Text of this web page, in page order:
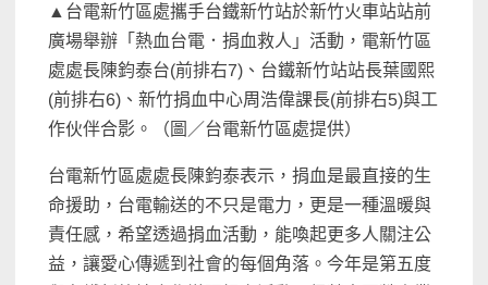
▲台電新竹區處攜手台鐵新竹站於新竹火車站站前
廣場舉辦「熱血台電．捐血救人」活動，電新竹區
處處長陳鈞泰台(前排右7)、台鐵新竹站站長葉國熙
(前排右6)、新竹捐血中心周浩偉課長(前排右5)與工
作伙伴合影。（圖／台電新竹區處提供）
台電新竹區處處長陳鈞泰表示，捐血是最直接的生
命援助，台電輸送的不只是電力，更是一種溫暖與
責任感，希望透過捐血活動，能喚起更多人關注公
益，讓愛心傳遞到社會的每個角落。今年是第五度